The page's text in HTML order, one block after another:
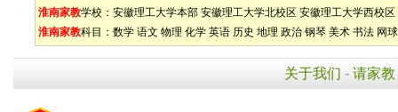
淮南家教学校： 安徽理工大学本部 安徽理工大学北校区 安徽理工大学西校区
淮南家教科目： 数学 语文 物理 化学 英语 历史 地理 政治 钢琴 美术 书法 网球
关于我们 - 请家教